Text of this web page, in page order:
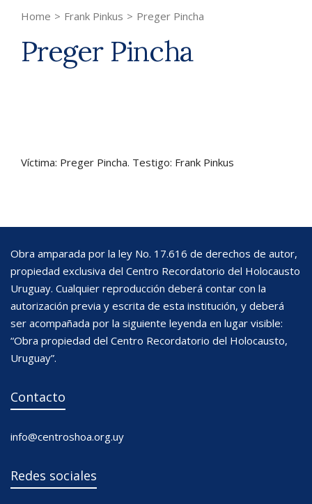
Home > Frank Pinkus > Preger Pincha
Preger Pincha
Víctima: Preger Pincha. Testigo: Frank Pinkus
Obra amparada por la ley No. 17.616 de derechos de autor,
propiedad exclusiva del Centro Recordatorio del Holocausto
Uruguay. Cualquier reproducción deberá contar con la
autorización previa y escrita de esta institución, y deberá
ser acompañada por la siguiente leyenda en lugar visible:
“Obra propiedad del Centro Recordatorio del Holocausto,
Uruguay”.
Contacto
info@centroshoa.org.uy
Redes sociales